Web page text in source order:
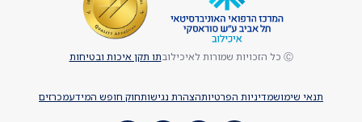
תנאי שימושמדיניות הפרטיותהצהרת נגישותחוק חופש המידעמכרזים
Ⓒ כל הזכויות שמורות לאיכילוב תו תקן איכות ובטיחות